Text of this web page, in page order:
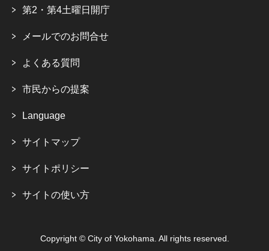
第2・第4土曜日開庁
メールでのお問合せ
よくある質問
市民からの提案
Language
サイトマップ
サイトポリシー
サイトの使い方
Copyright © City of Yokohama. All rights reserved.